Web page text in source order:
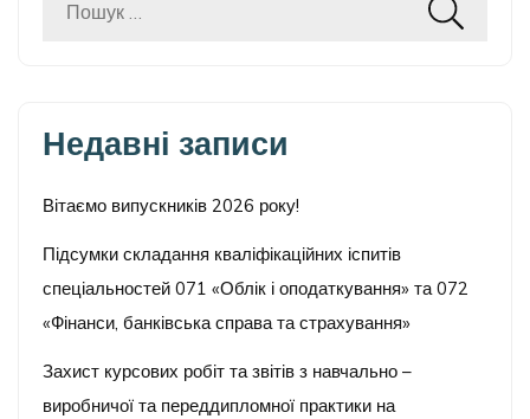
Пошук:
Недавні записи
Вітаємо випускників 2026 року!
Підсумки складання кваліфікаційних іспитів
спеціальностей 071 «Облік і оподаткування» та 072
«Фінанси, банківська справа та страхування»
Захист курсових робіт та звітів з навчально –
виробничої та переддипломної практики на